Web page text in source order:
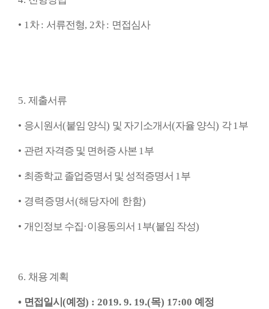
• 1차: 서류전형, 2차: 면접심사
5. 제출서류
• 응시원서(붙임 양식) 및 자기소개서(자율 양식) 각1부
• 관련 자격증 및 면허증 사본 1부
• 최종학교 졸업증명서 및 성적증명서 1부
• 경력증명서 (해당자에 한함)
• 개인정보 수집·이용동의서 1부(붙임 작성)
6. 채용 계획
• 면접일시 (예정) : 2019. 9. 19.(목) 17:00 예정